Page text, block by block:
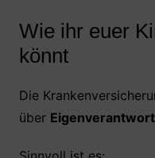
Wie ihr euer
könnt
Die
über